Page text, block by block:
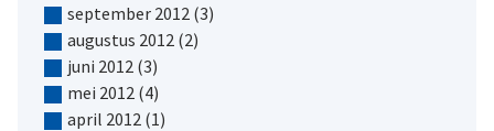
september 2012 (3)
augustus 2012 (2)
juni 2012 (3)
mei 2012 (4)
april 2012 (1)